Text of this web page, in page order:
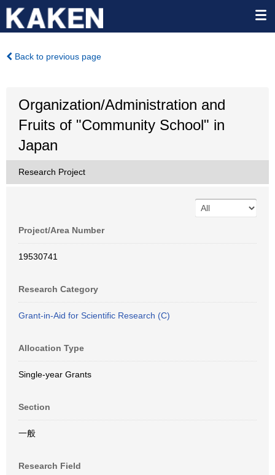
Back to previous page
Organization/Administration and
Fruits of "Community School" in
Japan
Research Project
Project/Area Number
19530741
Research Category
Grant-in-Aid for Scientific Research (C)
Allocation Type
Single-year Grants
Section
一般
Research Field